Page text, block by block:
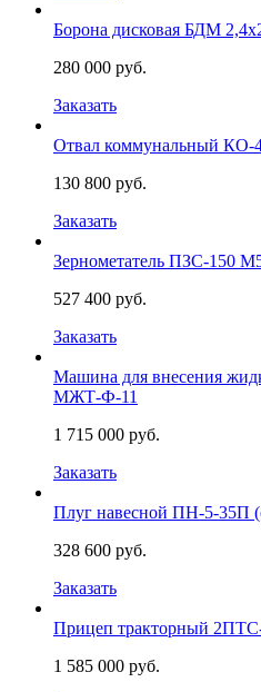
Борона дисковая БДМ
280 000 руб.
Заказать
Отвал коммунальный КО-
130 800 руб.
Заказать
Зернометатель ПЗС-150
527 400 руб.
Заказать
Машина для внесения
МЖТ-Ф-11
1 715 000 руб.
Заказать
Плуг навесной ПН-5-35П
328 600 руб.
Заказать
Прицеп тракторный
1 585 000 руб.